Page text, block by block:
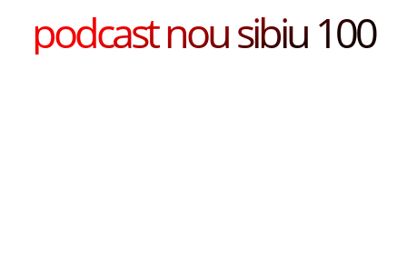
podcast nou sibiu 100